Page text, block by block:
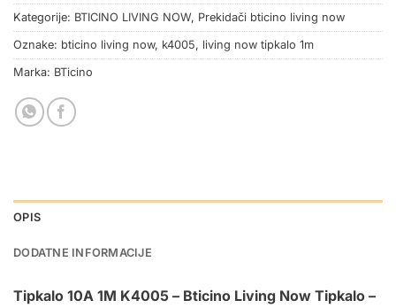
Kategorije: BTICINO LIVING NOW, Prekidači bticino living now
Oznake: bticino living now, k4005, living now tipkalo 1m
Marka: BTicino
OPIS
DODATNE INFORMACIJE
Tipkalo 10A 1M K4005 – Bticino Living Now Tipkalo –